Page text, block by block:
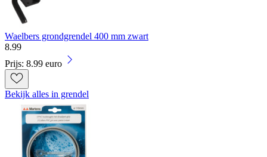
Waelbers grondgrendel 400 mm zwart
8.99
Prijs: 8.99 euro
Bekijk alles in grendel